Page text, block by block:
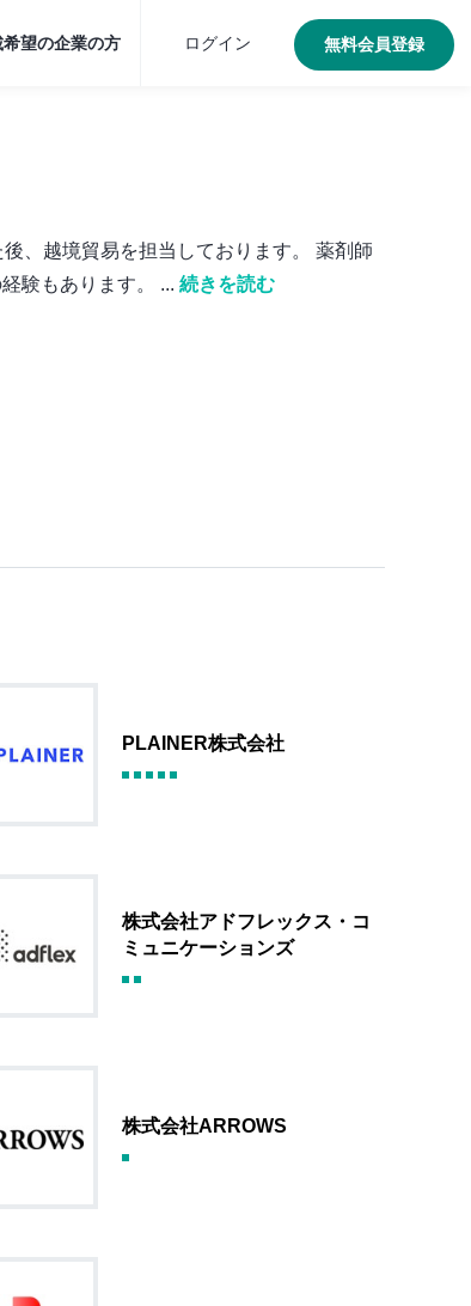
希望の企業の方 ログイン 無料会員登録
、越境貿易を担当しております。 薬剤師
験もあります。 ... 続きを読む
PLAINER株式会社
株式会社アドフレックス・コ
ミュニケーションズ
株式会社ARROWS